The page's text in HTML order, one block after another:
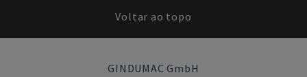
Voltar ao topo
GINDUMAC GmbH